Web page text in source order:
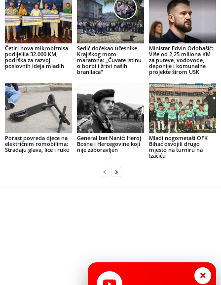
Četiri nova mikrobiznisa
podijelila 32.000 KM,
podrška za razvoj
poslovnih ideja mladih
Sedić dočekao učesnike
Krajiškog moto-
maratona: „Čuvate istinu
o borbi i žrtvi naših
branilaca“
Ministar Edvin Odobašić:
Više od 2,25 miliona KM
za puteve, vodovode,
deponije i komunalne
projekte širom USK
Porast povreda djece na
električnim romobilima:
Stradaju glava, lice i ruke
General Izet Nanić: Heroj
Bosne i Hercegovine koji
nije zaboravljen
Mladi nogometaši OFK
Bihać osvojili drugo
mjesto na turniru na
Izačiću
×